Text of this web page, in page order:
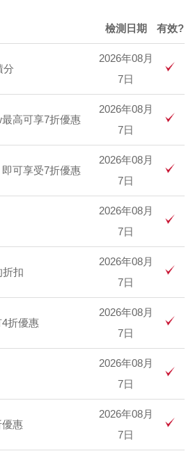
檢測日期 有效?
分
2026年08月
7日
高可享7折優惠
2026年08月
7日
可享受7折優惠
2026年08月
7日
2026年08月
7日
折扣
2026年08月
7日
折優惠
2026年08月
7日
2026年08月
7日
優惠
2026年08月
7日